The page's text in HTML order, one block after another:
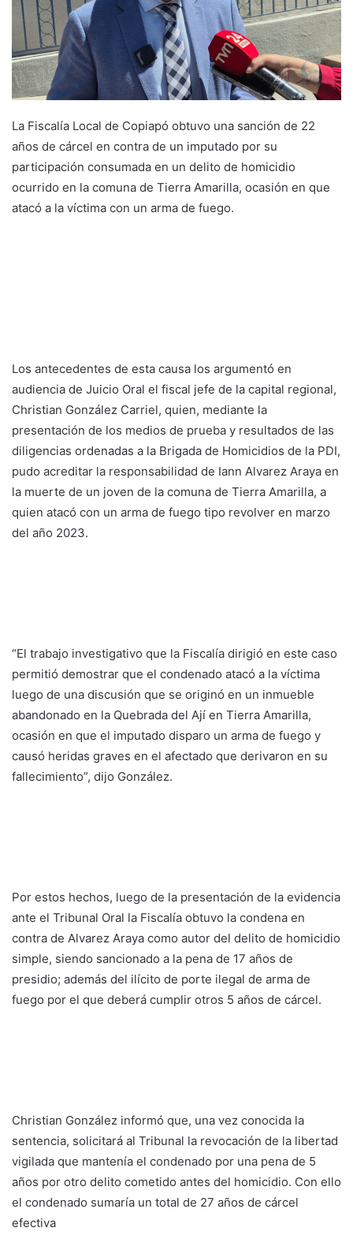
La Fiscalía Local de Copiapó obtuvo una sanción de 22
años de cárcel en contra de un imputado por su
participación consumada en un delito de homicidio
ocurrido en la comuna de Tierra Amarilla, ocasión en que
atacó a la víctima con un arma de fuego.
Los antecedentes de esta causa los argumentó en
audiencia de Juicio Oral el fiscal jefe de la capital regional,
Christian González Carriel, quien, mediante la
presentación de los medios de prueba y resultados de las
diligencias ordenadas a la Brigada de Homicidios de la PDI,
pudo acreditar la responsabilidad de Iann Alvarez Araya en
la muerte de un joven de la comuna de Tierra Amarilla, a
quien atacó con un arma de fuego tipo revolver en marzo
del año 2023.
“El trabajo investigativo que la Fiscalía dirigió en este caso
permitió demostrar que el condenado atacó a la víctima
luego de una discusión que se originó en un inmueble
abandonado en la Quebrada del Ají en Tierra Amarilla,
ocasión en que el imputado disparo un arma de fuego y
causó heridas graves en el afectado que derivaron en su
fallecimiento”, dijo González.
Por estos hechos, luego de la presentación de la evidencia
ante el Tribunal Oral la Fiscalía obtuvo la condena en
contra de Alvarez Araya como autor del delito de homicidio
simple, siendo sancionado a la pena de 17 años de
presidio; además del ilícito de porte ilegal de arma de
fuego por el que deberá cumplir otros 5 años de cárcel.
Christian González informó que, una vez conocida la
sentencia, solicitará al Tribunal la revocación de la libertad
vigilada que mantenía el condenado por una pena de 5
años por otro delito cometido antes del homicidio. Con ello
el condenado sumaría un total de 27 años de cárcel
efectiva